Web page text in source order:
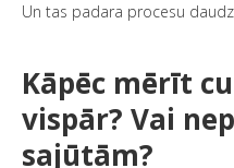
Un tas padara procesu
Kāpēc mērīt
vispār? Vai
sajūtām?